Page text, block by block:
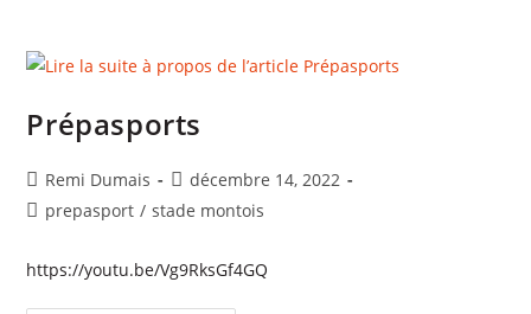
Prépasports
Auteur/autrice
de
Remi Dumais
Publication
publiée :
décembre 14, 2022
Postprepasport / stade montois
https://youtu.be/Vg9RksGf4GQ